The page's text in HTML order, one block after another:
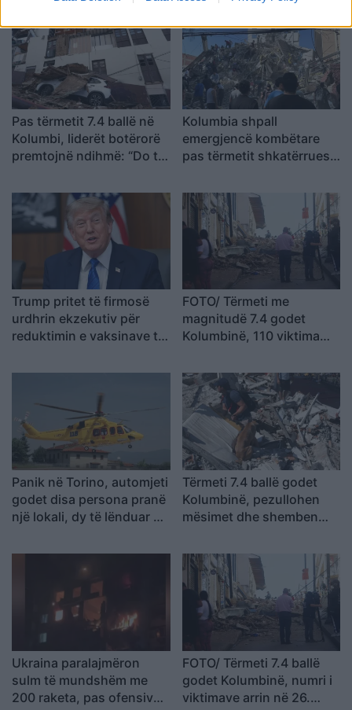
Pas tërmetit 7.4 ballë në
Kolumbi, liderët botërorë
premtojnë ndihmë: “Do të
na kërkohet
Kolumbia shpall
emergjencë kombëtare
pas tërmetit shkatërrues,
dhjetëra ndërtesa të
rrënuara
Trump pritet të firmosë
urdhrin ekzekutiv për
reduktimin e vaksinave të
FOTO/ Tërmeti me
magnitudë 7.4 godet
Kolumbinë, 110 viktima
bllokuar nën rrënoja
Panik në Torino, automjeti
godet disa persona pranë
një lokali, dy të lënduar në
Tërmeti 7.4 ballë godet
Kolumbinë, pezullohen
mësimet dhe shemben
ofron mbështetje
Ukraina paralajmëron
sulm të mundshëm me
200 raketa, pas ofensivës
FOTO/ Tërmeti 7.4 ballë
godet Kolumbinë, numri i
viktimave arrin në 26.